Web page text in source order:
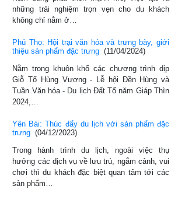
những trải nghiệm trọn vẹn cho du khách
không chỉ nằm ở…
Phú Thọ: Hội trại văn hóa và trưng bày, giới
thiệu sản phẩm đặc trưng (11/04/2024)
Nằm trong khuôn khổ các chương trình dịp
Giỗ Tổ Hùng Vương - Lễ hội Đền Hùng và
Tuần Văn hóa - Du lịch Đất Tổ năm Giáp Thìn
2024,…
Yên Bái: Thúc đẩy du lịch với sản phẩm đặc
trưng (04/12/2023)
Trong hành trình du lịch, ngoài việc thụ
hưởng các dịch vụ về lưu trú, ngắm cảnh, vui
chơi thì du khách đặc biệt quan tâm tới các
sản phẩm…